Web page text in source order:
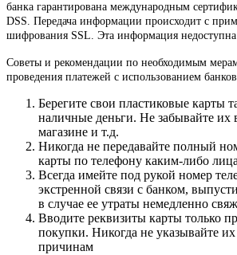
банка гарантирована международным
DSS. Передача информации происходит с
шифрования SSL. Эта информация
Советы и рекомендации по необходимым
проведения платежей с использованием
Берегите свои пластиковые карты
наличные деньги. Не забывайте их
магазине и т.д.
Никогда не передавайте полный
карты по телефону каким-либо
Всегда имейте под рукой номер
экстренной связи с банком,
в случае ее утраты немедленно
Вводите реквизиты карты только
покупки. Никогда не указывайте
причинам